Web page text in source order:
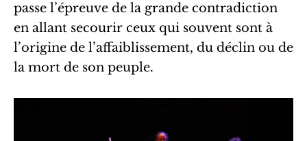
passe l’épreuve de la grande contradiction
en allant secourir ceux qui souvent sont à
l’origine de l’affaiblissement, du déclin ou de
la mort de son peuple.